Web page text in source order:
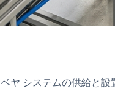
ヤ システムの供給と設